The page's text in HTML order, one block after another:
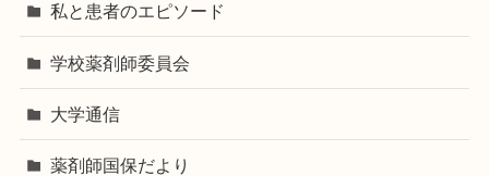
私と患者のエピソード
学校薬剤師委員会
大学通信
薬剤師国保だより